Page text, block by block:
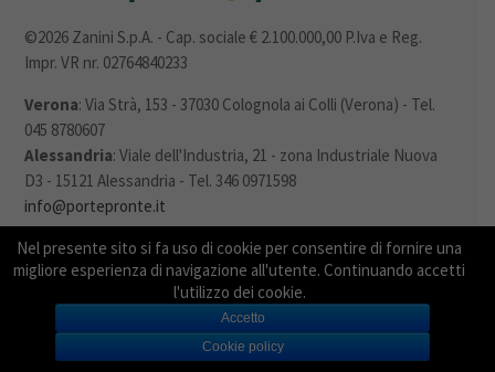
©2026 Zanini S.p.A. - Cap. sociale € 2.100.000,00 P.Iva e Reg.
Impr. VR nr. 02764840233
Verona: Via Strà, 153 - 37030 Colognola ai Colli (Verona) - Tel.
045 8780607
Alessandria: Viale dell'Industria, 21 - zona Industriale Nuova
D3 - 15121 Alessandria - Tel. 346 0971598
info@portepronte.it
Legal & Privacy Cookie Policy
Nel presente sito si fa uso di cookie per consentire di fornire una
migliore esperienza di navigazione all'utente. Continuando accetti
l'utilizzo dei cookie.
Accetto
Cookie policy